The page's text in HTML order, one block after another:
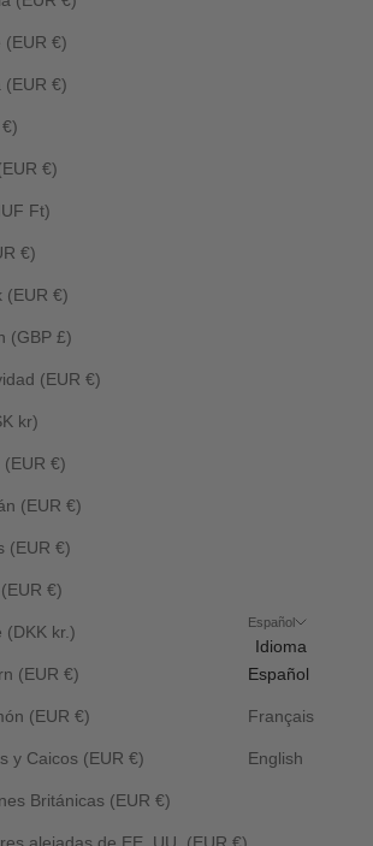
(EUR €)
(EUR €)
€)
Ft)
€)
(EUR €)
(GBP £)
(EUR €)
kr)
(EUR €)
(EUR €)
(EUR €)
€)
(DKK kr.)
(EUR €)
(EUR €)
y Caicos (EUR €)
Británicas (EUR €)
Español
Idioma
Español
Français
English